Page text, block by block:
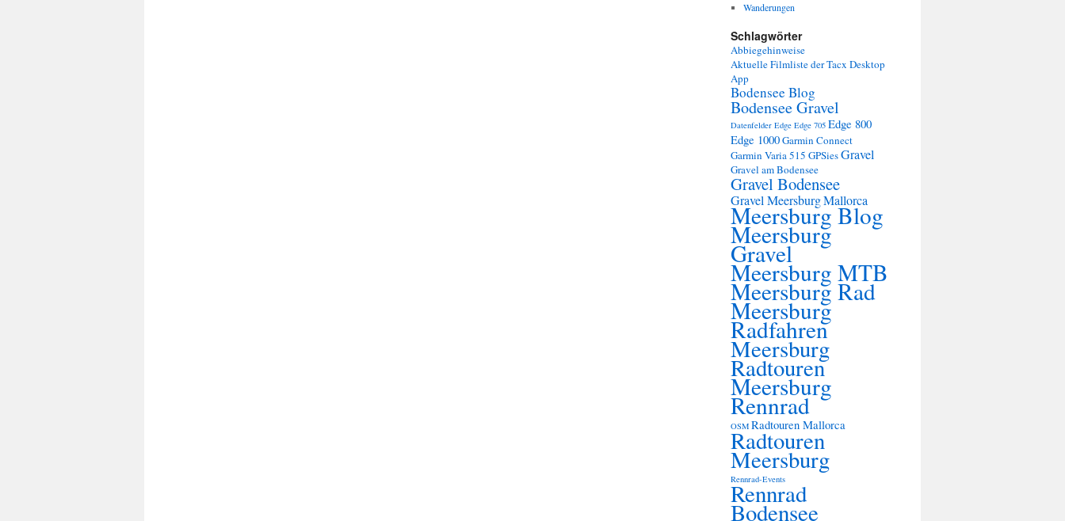
Wanderungen
Schlagwörter
Abbiegehinweise
Aktuelle Filmliste der Tacx Desktop
App
Bodensee Blog
Bodensee Gravel
Datenfelder Edge Edge 705 Edge 800
Edge 1000Garmin Connect
Garmin Varia 515 GPSiesGravel
Gravel am Bodensee
Gravel Bodensee
Gravel MeersburgMallorca
Meersburg Blog
Meersburg
Gravel
Meersburg MTB
Meersburg Rad
Meersburg
Radfahren
Meersburg
Radtouren
Meersburg
Rennrad
OSM Radtouren Mallorca
Radtouren
Meersburg
Rennrad-Events
Rennrad
Bodensee